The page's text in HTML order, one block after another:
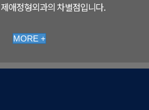
제애정형외과의 차별점입니다.
MORE +